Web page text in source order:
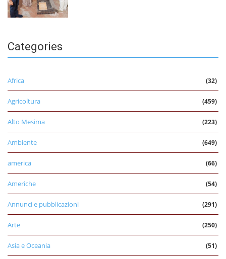
Categories
Africa (32)
Agricoltura (459)
Alto Mesima (223)
Ambiente (649)
america (66)
Americhe (54)
Annunci e pubblicazioni (291)
Arte (250)
Asia e Oceania (51)